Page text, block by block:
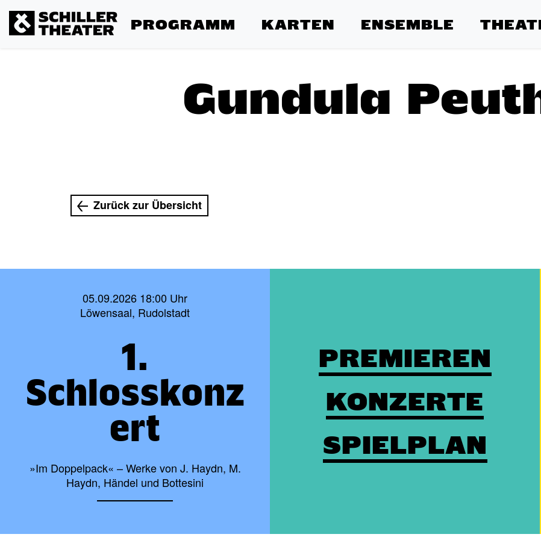
PROGRAMM KARTEN ENSEMBLE
Gundula
Zurück zur Übersicht
05.09.2026 18:00 Uhr
Löwensaal, Rudolstadt
1.
Schlosskonz
ert
»Im Doppelpack« – Werke von J. Haydn, M.
Haydn, Händel und Bottesini
PREMIEREN
KONZERTE
SPIELPLAN